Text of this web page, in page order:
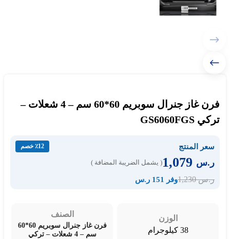
فرن غاز جنرال سوبريم 60*60 سم – 4 شعلات –
تركي GS6060FGS
سعر المنتج ٪12 خصم
ر.س ( يشمل الضريبة المضافة )
ر.س1,230 وفر 151 ر.س
الوزن
38 كيلوجرام
الصنف
فرن غاز جنرال سوبريم 60*60
سم – 4 شعلات – تركي